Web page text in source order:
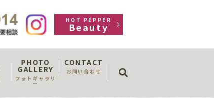
PHOTO
GALLERY
フォトギャラリ
ー
CONTACT
お問い合わせ
HOT PEPPER
Beauty